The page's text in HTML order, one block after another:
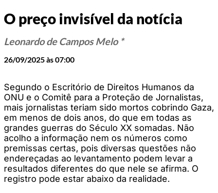
O preço invisível da notícia
Leonardo de Campos Melo *
26/09/2025 às 07:00
Segundo o Escritório de Direitos Humanos da
ONU e o Comitê para a Proteção de Jornalistas,
mais jornalistas teriam sido mortos cobrindo Gaza,
em menos de dois anos, do que em todas as
grandes guerras do Século XX somadas. Não
acolho a informação nem os números como
premissas certas, pois diversas questões não
endereçadas ao levantamento podem levar a
resultados diferentes do que nele se afirma. O
registro pode estar abaixo da realidade.